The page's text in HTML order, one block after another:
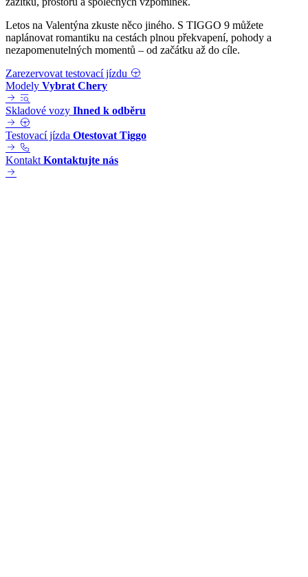
Letos na Valentýna zkuste něco jiného. S TIGGO 9 můžete
naplánovat romantiku na cestách plnou překvapení, pohody a
nezapomenutelných momentů – od začátku až do cíle.
Zarezervovat testovací jízdu
Modely Vybrat Chery
Skladové vozy Ihned k odběru
Testovací jízda Otestovat Tiggo
Kontakt Kontaktujte nás